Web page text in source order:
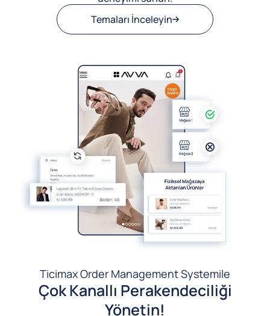
Temaları İnceleyin
Ticimax Order Management Systemile
Çok Kanallı Perakendeciliği
Yönetin!